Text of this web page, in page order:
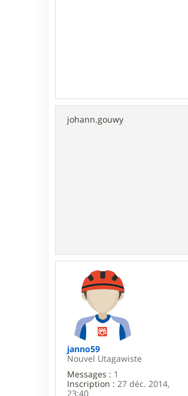
johann.gouwy
janno59
Nouvel Utagawiste
Messages : 1
Inscription : 27 déc. 2014,
23:40